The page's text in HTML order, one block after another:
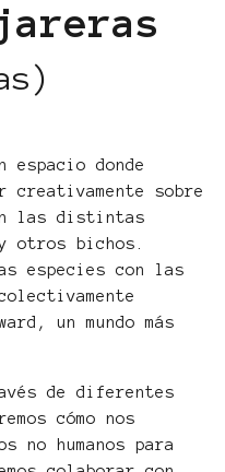
donde
sobre
las distintas
otros bichos.
especies con las
un mundo más
de diferentes
cómo nos
no humanos para